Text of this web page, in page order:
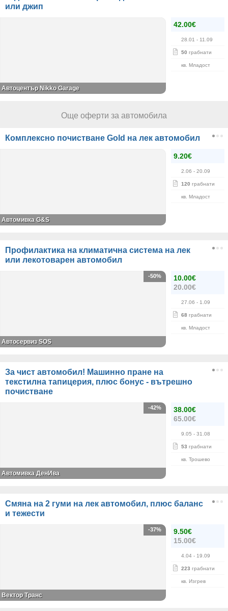
или джип
42.00€
28.01 - 11.09
50 грабнати
кв. Младост
Автоцентър Nikko Garage
Още оферти за автомобила
Комплексно почистване Gold на лек автомобил
9.20€
2.06 - 20.09
120 грабнати
кв. Младост
Автомивка G&S
Профилактика на климатична система на лек
или лекотоварен автомобил
10.00€
20.00€
27.06 - 1.09
68 грабнати
кв. Младост
-50%
Автосервиз SOS
За чист автомобил! Машинно пране на
текстилна тапицерия, плюс бонус - вътрешно
почистване
38.00€
65.00€
9.05 - 31.08
53 грабнати
кв. Трошево
-42%
Автомивка ДенИва
Смяна на 2 гуми на лек автомобил, плюс баланс
и тежести
9.50€
15.00€
4.04 - 19.09
223 грабнати
кв. Изгрев
-37%
Вектор Транс